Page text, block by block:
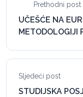
Prethodni post
UČEŠĆE NA
METODOLOGIJI
Sljedeći post
STUDIJSKA